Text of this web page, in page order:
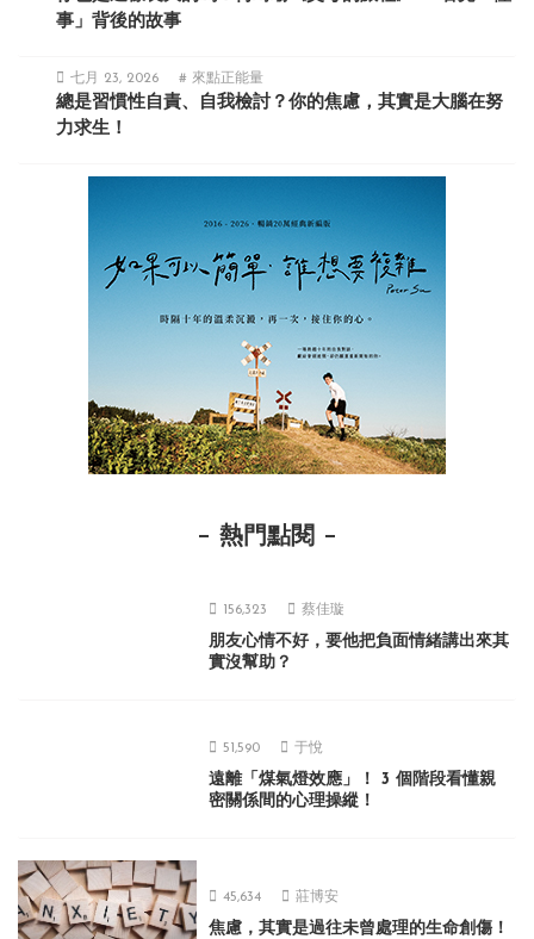
事」背後的故事
七月 23, 2026 # 來點正能量
總是習慣性自責、自我檢討？你的焦慮，其實是大腦在努
力求生！
熱門點閱
156,323 蔡佳璇
朋友心情不好，要他把負面情緒講出來其
實沒幫助？
51,590 于悅
遠離「煤氣燈效應」！ 3 個階段看懂親
密關係間的心理操縱！
45,634 莊博安
焦慮，其實是過往未曾處理的生命創傷！